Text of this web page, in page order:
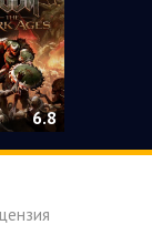
6.8